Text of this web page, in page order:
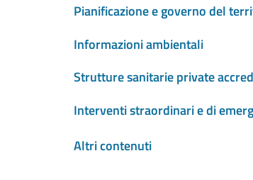
Pianificazione e governo del
Informazioni ambientali
Strutture sanitarie private
Interventi straordinari e di
Altri contenuti